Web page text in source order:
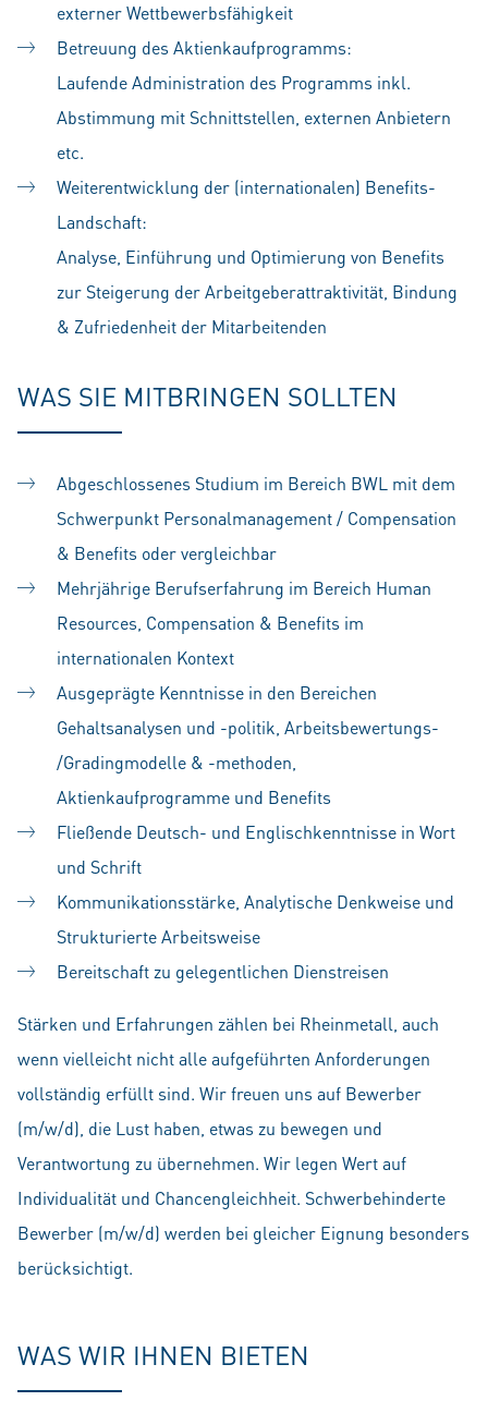
externer Wettbewerbsfähigkeit
Betreuung des Aktienkaufprogramms:
Laufende Administration des Programms inkl.
Abstimmung mit Schnittstellen, externen Anbietern
etc.
Weiterentwicklung der (internationalen) Benefits-
Landschaft:
Analyse, Einführung und Optimierung von Benefits
zur Steigerung der Arbeitgeberattraktivität, Bindung
& Zufriedenheit der Mitarbeitenden
WAS SIE MITBRINGEN SOLLTEN
Abgeschlossenes Studium im Bereich BWL mit dem
Schwerpunkt Personalmanagement / Compensation
& Benefits oder vergleichbar
Mehrjährige Berufserfahrung im Bereich Human
Resources, Compensation & Benefits im
internationalen Kontext
Ausgeprägte Kenntnisse in den Bereichen
Gehaltsanalysen und -politik, Arbeitsbewertungs-
/Gradingmodelle & -methoden,
Aktienkaufprogramme und Benefits
Fließende Deutsch- und Englischkenntnisse in Wort
und Schrift
Kommunikationsstärke, Analytische Denkweise und
Strukturierte Arbeitsweise
Bereitschaft zu gelegentlichen Dienstreisen
Stärken und Erfahrungen zählen bei Rheinmetall, auch
wenn vielleicht nicht alle aufgeführten Anforderungen
vollständig erfüllt sind. Wir freuen uns auf Bewerber
(m/w/d), die Lust haben, etwas zu bewegen und
Verantwortung zu übernehmen. Wir legen Wert auf
Individualität und Chancengleichheit. Schwerbehinderte
Bewerber (m/w/d) werden bei gleicher Eignung besonders
berücksichtigt.
WAS WIR IHNEN BIETEN